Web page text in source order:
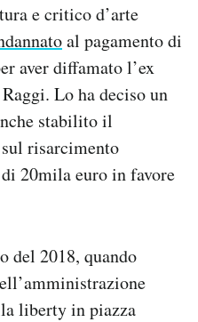
e critico d’arte
al pagamento di
aver diffamato l’ex
Lo ha deciso un
stabilito il
risarcimento
20mila euro in favore
del 2018, quando
liberty in piazza